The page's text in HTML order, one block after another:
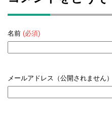
名前 (必須)
メールアドレス（公開されません）